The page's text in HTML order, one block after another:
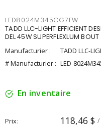
LED8024M345CG7FW
TADD LLC-LIGHT EFFICIENT
DEL 45W SUPERFLEXLUM BOUT
Manufacturier :
TADD LLC-
# Manufacturier : LED-
En inventaire
Prix 118,46 $ /